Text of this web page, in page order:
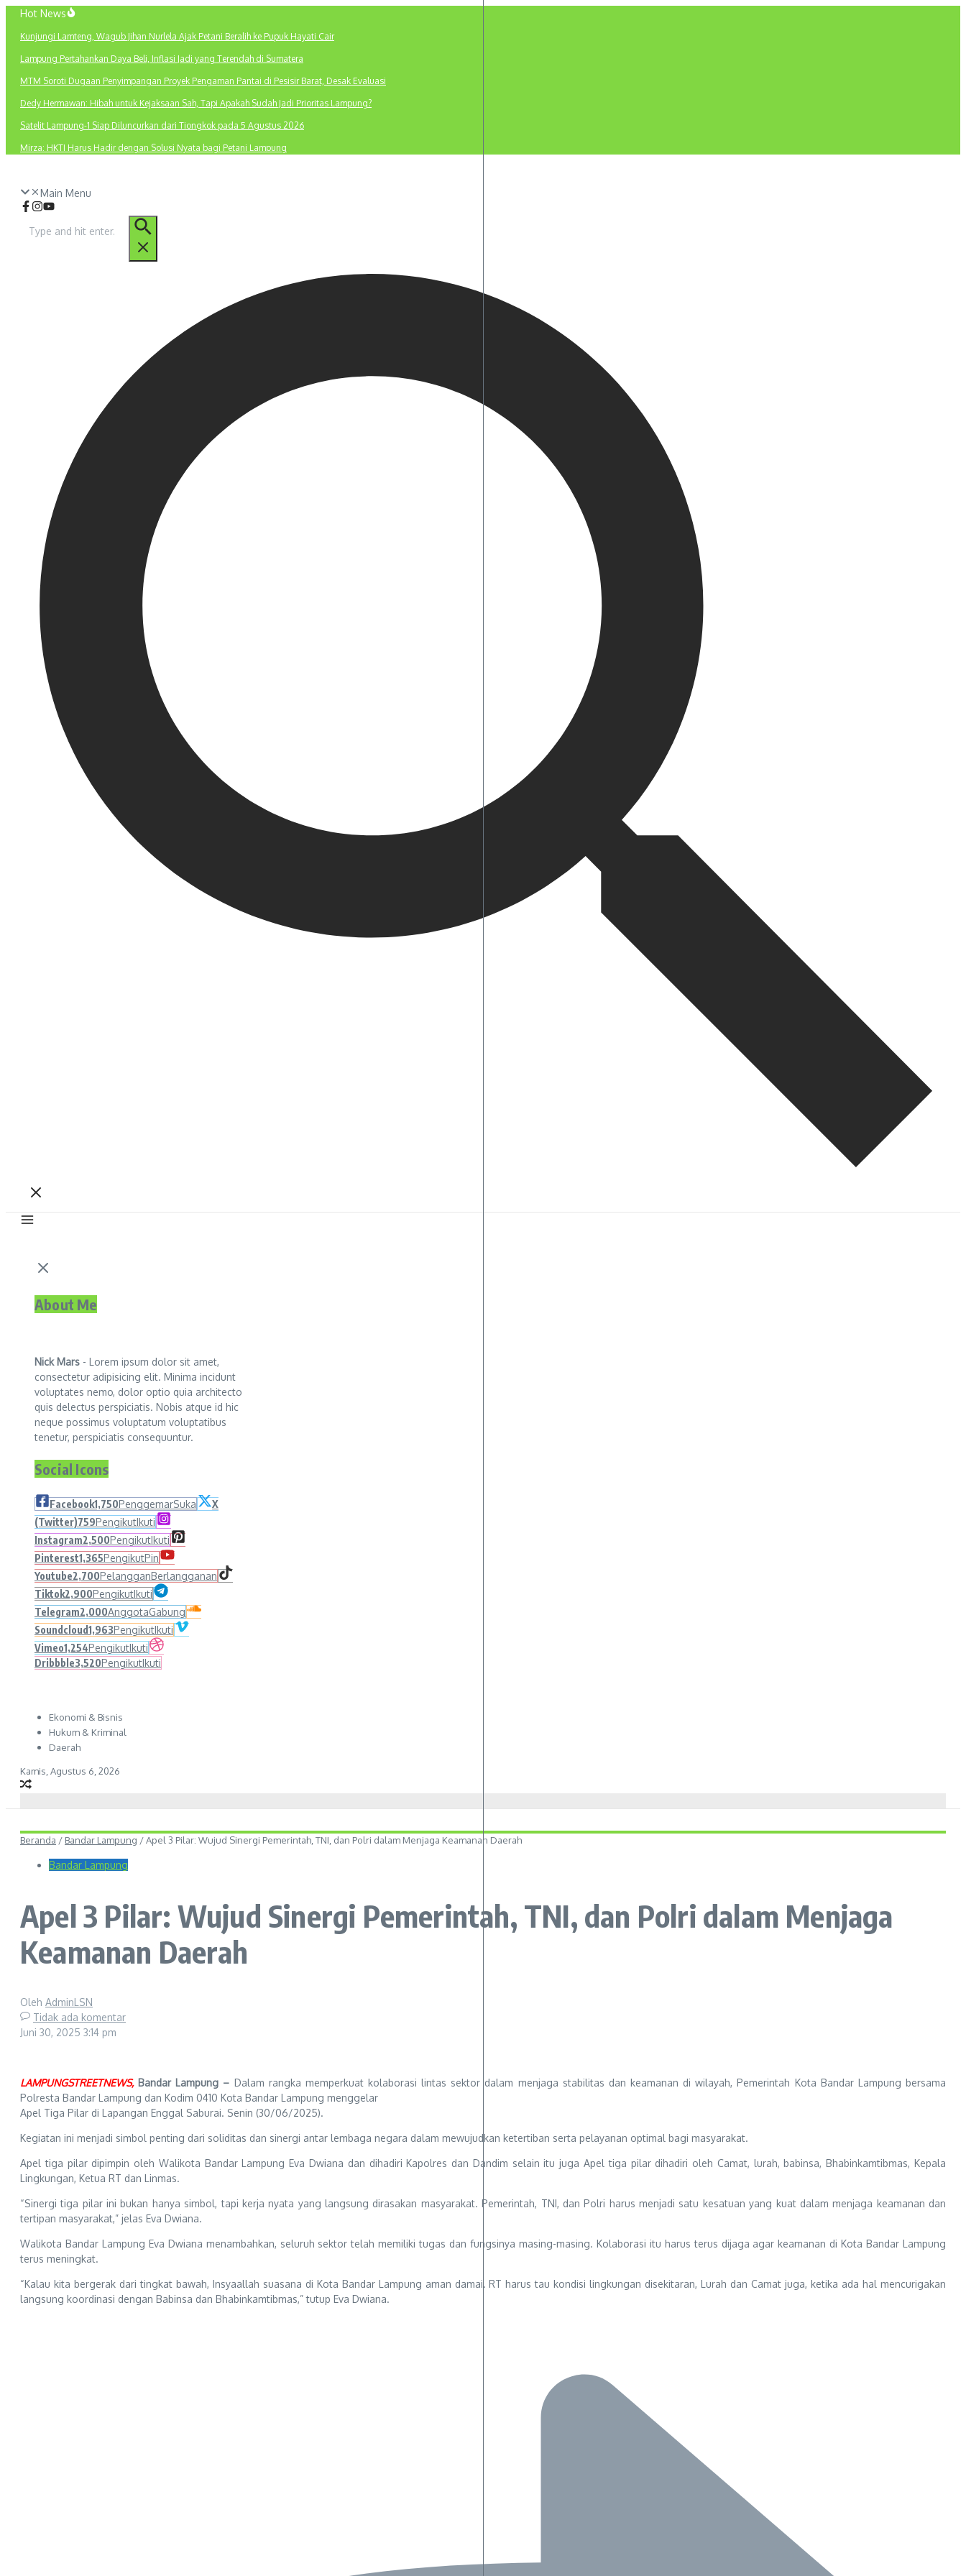
Lewati
konten
Hot News
Kunjungi Lamteng, Wagub Jihan Nurlela Ajak Petani Beralih ke Pupuk Hayati Cair
Lampung Pertahankan Daya Beli, Inflasi Jadi yang Terendah di Sumatera
MTM Soroti Dugaan Penyimpangan Proyek Pengaman Pantai di Pesisir Barat, Desak Evaluasi
Dedy Hermawan: Hibah untuk Kejaksaan Sah, Tapi Apakah Sudah Jadi Prioritas Lampung?
Satelit Lampung-1 Siap Diluncurkan dari Tiongkok pada 5 Agustus 2026
Mirza: HKTI Harus Hadir dengan Solusi Nyata bagi Petani Lampung
Main Menu
untuk:
About Me
Nick Mars - Lorem ipsum dolor sit amet,
consectetur adipisicing elit. Minima incidunt
voluptates nemo, dolor optio quia architecto
quis delectus perspiciatis. Nobis atque id hic
neque possimus voluptatum voluptatibus
tenetur, perspiciatis consequuntur.
Social Icons
Facebook1,750PenggemarSuka
X
(Twitter)759PengikutIkuti
Instagram2,500PengikutIkuti
Pinterest1,365PengikutPin
Youtube2,700PelangganBerlangganan
Tiktok2,900PengikutIkuti
Telegram2,000AnggotaGabung
Soundcloud1,963PengikutIkuti
Vimeo1,254PengikutIkuti
Dribbble3,520PengikutIkuti
Ekonomi & Bisnis
Hukum & Kriminal
Daerah
Kamis, Agustus 6, 2026
Beranda / Bandar Lampung /Apel 3 Pilar: Wujud Sinergi Pemerintah, TNI, dan Polri dalam Menjaga Keamanan Daerah
Bandar Lampung
Apel 3 Pilar: Wujud Sinergi Pemerintah, TNI, dan Polri dalam Menjaga
Keamanan Daerah
Oleh AdminLSN
Tidak ada komentar
Juni 30, 2025 3:14 pm
LAMPUNGSTREETNEWS, Bandar Lampung – Dalam rangka memperkuat kolaborasi lintas sektor dalam menjaga stabilitas dan keamanan di wilayah, Pemerintah Kota Bandar Lampung bersama
Polresta Bandar Lampung dan Kodim 0410 Kota Bandar Lampung menggelar
Apel Tiga Pilar di Lapangan Enggal Saburai. Senin (30/06/2025).
Kegiatan ini menjadi simbol penting dari soliditas dan sinergi antar lembaga negara dalam mewujudkan ketertiban serta pelayanan optimal bagi masyarakat.
Apel tiga pilar dipimpin oleh Walikota Bandar Lampung Eva Dwiana dan dihadiri Kapolres dan Dandim selain itu juga Apel tiga pilar dihadiri oleh Camat, lurah, babinsa, Bhabinkamtibmas, Kepala
Lingkungan, Ketua RT dan Linmas.
“Sinergi tiga pilar ini bukan hanya simbol, tapi kerja nyata yang langsung dirasakan masyarakat. Pemerintah, TNI, dan Polri harus menjadi satu kesatuan yang kuat dalam menjaga keamanan dan
tertipan masyarakat,” jelas Eva Dwiana.
Walikota Bandar Lampung Eva Dwiana menambahkan, seluruh sektor telah memiliki tugas dan fungsinya masing-masing. Kolaborasi itu harus terus dijaga agar keamanan di Kota Bandar Lampung
terus meningkat.
“Kalau kita bergerak dari tingkat bawah, Insyaallah suasana di Kota Bandar Lampung aman damai. RT harus tau kondisi lingkungan disekitaran, Lurah dan Camat juga, ketika ada hal mencurigakan
langsung koordinasi dengan Babinsa dan Bhabinkamtibmas,” tutup Eva Dwiana.